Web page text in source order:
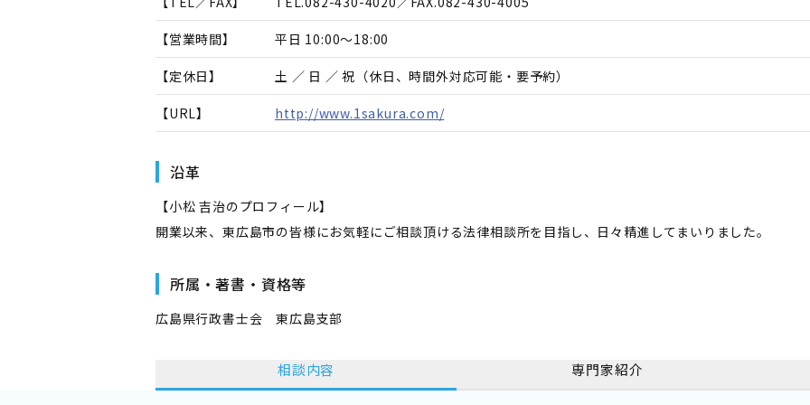
【営業時間】 平日 10:00～18:00
【定休日】 土 ／ 日 ／ 祝（休日、時間外対応可能・要予約）
【URL】 http://www.1sakura.com/
沿革
【小松 吉治のプロフィール】
開業以来、東広島市の皆様にお気軽にご相談頂ける法律相談所を目指し、日々精進してまいりました。
所属・著書・資格等
広島県行政書士会 東広島支部
相談内容 専門家紹介